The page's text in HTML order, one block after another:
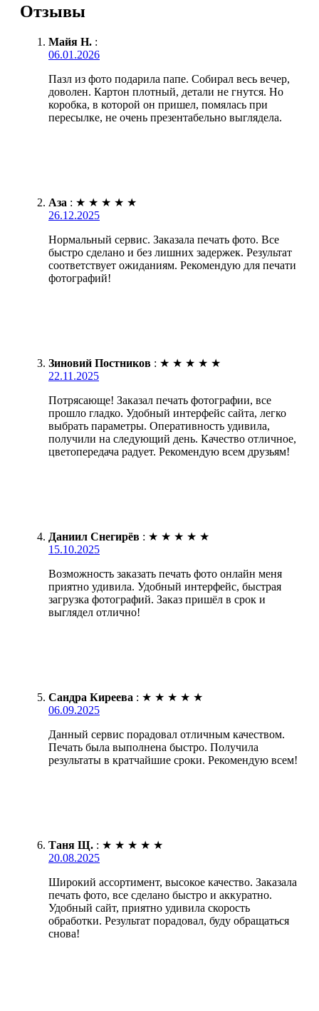
Отзывы
Майя Н. :
06.01.2026
Пазл из фото подарила папе. Собирал весь вечер,
доволен. Картон плотный, детали не гнутся. Но
коробка, в которой он пришел, помялась при
пересылке, не очень презентабельно выглядела.
Аза : ★ ★ ★ ★ ★
26.12.2025
Нормальный сервис. Заказала печать фото. Все
быстро сделано и без лишних задержек. Результат
соответствует ожиданиям. Рекомендую для печати
фотографий!
Зиновий Постников : ★ ★ ★ ★ ★
22.11.2025
Потрясающе! Заказал печать фотографии, все
прошло гладко. Удобный интерфейс сайта, легко
выбрать параметры. Оперативность удивила,
получили на следующий день. Качество отличное,
цветопередача радует. Рекомендую всем друзьям!
Даниил Снегирёв : ★ ★ ★ ★ ★
15.10.2025
Возможность заказать печать фото онлайн меня
приятно удивила. Удобный интерфейс, быстрая
загрузка фотографий. Заказ пришёл в срок и
выглядел отлично!
Сандра Киреева : ★ ★ ★ ★ ★
06.09.2025
Данный сервис порадовал отличным качеством.
Печать была выполнена быстро. Получила
результаты в кратчайшие сроки. Рекомендую всем!
Таня Щ. : ★ ★ ★ ★ ★
20.08.2025
Широкий ассортимент, высокое качество. Заказала
печать фото, все сделано быстро и аккуратно.
Удобный сайт, приятно удивила скорость
обработки. Результат порадовал, буду обращаться
снова!